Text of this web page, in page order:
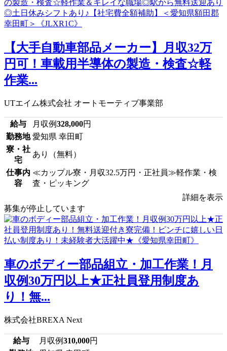
【大手自動車部品メーカー】月収32万
円可！車載用半導体の製造・検査☆軽
作業...
UTエイム株式会社 オートモーティブ事業部
給与 月収例328,000円
勤務地 愛知県 幸田町
寮・社
宅
あり（無料）
仕事内
容
≪カップル寮・月収32.5万円・正社員≫軽作業・検
査・ピッキング
詳細を表示
募集が停止しています
車のボディー部品組立・加工作業！月
収例30万円以上★正社員登用制度あ
り！無...
株式会社BREXA Next
給与 月収例310,000円